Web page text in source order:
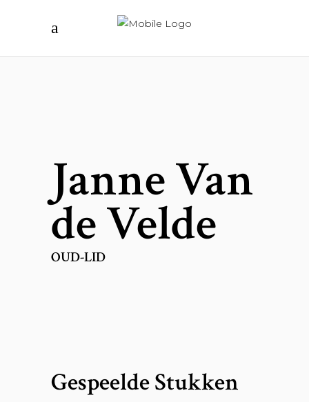
Janne Van
de Velde
OUD-LID
Gespeelde Stukken